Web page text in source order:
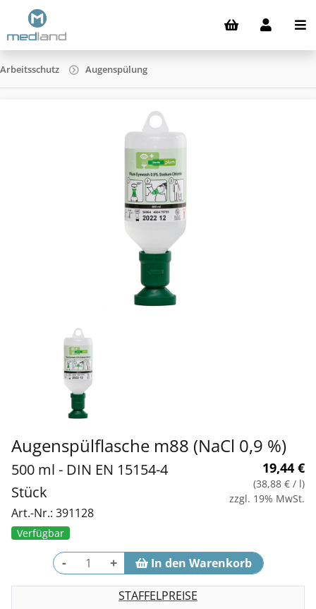
Arbeitsschutz Augenspülung
Augenspülflasche m88 (NaCl 0,9 %)
500 ml - DIN EN 15154-4
Stück
Art.-Nr.: 391128
Verfügbar
19,44 €
(38,88 € / l)
zzgl. 19% MwSt.
- +
STAFFELPREISE